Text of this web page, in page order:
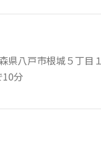
県八戸市根城５丁目
10分